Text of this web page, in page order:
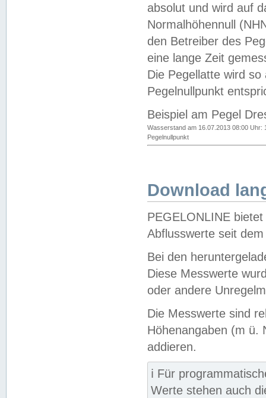
absolut und wird auf
Normalhöhennull
den Betreiber des
eine lange Zeit
Die Pegellatte wird
Pegelnullpunkt
Beispiel am Pegel
Wasserstand am 16.07.2013 08:00 Uhr:
Pegelnullpunkt
Download
PEGELONLINE
Abflusswerte seit
Bei den
Diese Messwerte
oder andere
Die Messwerte sind
Höhenangaben (m ü.
addieren.
ℹ️ Für
Werte stehen auch